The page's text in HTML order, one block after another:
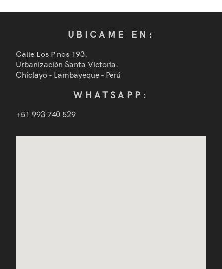
UBICAME EN:
Calle Los Pinos 193.
Urbanización Santa Victoria.
Chiclayo - Lambayeque - Perú
WHATSAPP:
+51 993 740 529